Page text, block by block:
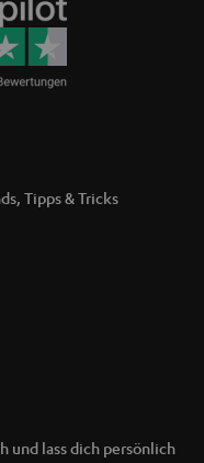
Tipps & Tricks
und lass dich persönlich